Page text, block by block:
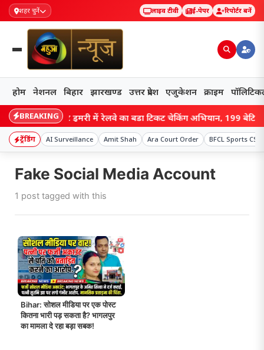
शहर चुनें लाइव टीवी ई-पेपर रिपोर्टर बनें
होम नेशनल बिहार झारखण्ड उत्तर प्रदेश एजुकेशन क्राइम
BREAKING
तारेगना-जट डुमरी में रेलवे का बड़ा टिकट चेकिंग अभियान, 199 बेटिकट
ट्रेंडिंग AI Surveillance Amit Shah Ara Court Order BFCL Sports CSR
Fake Social Media Account
1 post tagged with this
Bihar: सोशल मीडिया पर एक पोस्ट
कितना भारी पड़ सकता है? भागलपुर
का मामला दे रहा बड़ा सबक!